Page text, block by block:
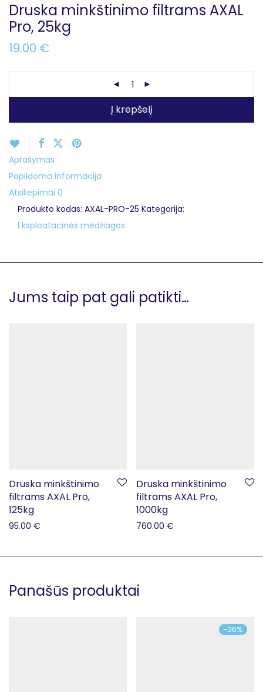
Druska minkštinimo filtrams AXAL
Pro, 25kg
19.00 €
Į krepšelį
Aprašymas
Papildoma informacija
Atsiliepimai 0
Produkto kodas: AXAL-PRO-25 Kategorija:
Eksploatacinės medžiagos
Jums taip pat gali patikti…
Druska minkštinimo
filtrams AXAL Pro,
125kg
95.00 €
Druska minkštinimo
filtrams AXAL Pro,
1000kg
760.00 €
Panašūs produktai
-26%